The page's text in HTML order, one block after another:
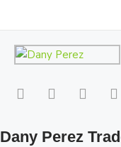
Dany Perez